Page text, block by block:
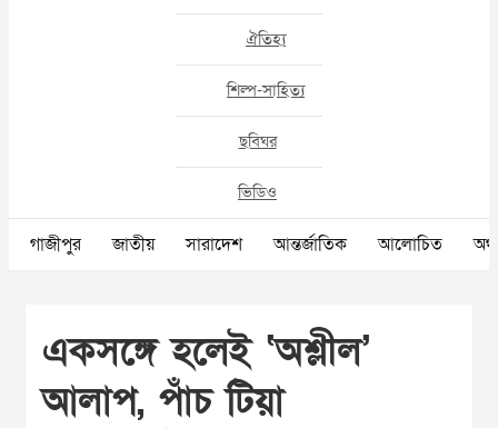
ঐতিহ্য
শিল্প-সাহিত্য
ছবিঘর
ভিডিও
গাজীপুর জাতীয় সারাদেশ আন্তর্জাতিক আলোচিত
একসঙ্গে হলেই ‘অশ্লীল’
আলাপ, পাঁচ টিয়া